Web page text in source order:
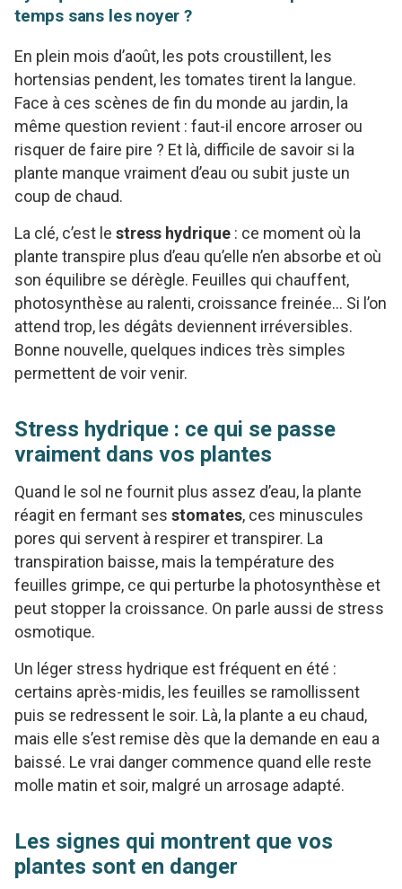
temps sans les noyer ?
En plein mois d’août, les pots croustillent, les
hortensias pendent, les tomates tirent la langue.
Face à ces scènes de fin du monde au jardin, la
même question revient : faut-il encore arroser ou
risquer de faire pire ? Et là, difficile de savoir si la
plante manque vraiment d’eau ou subit juste un
coup de chaud.
La clé, c’est le stress hydrique : ce moment où la
plante transpire plus d’eau qu’elle n’en absorbe et où
son équilibre se dérègle. Feuilles qui chauffent,
photosynthèse au ralenti, croissance freinée… Si l’on
attend trop, les dégâts deviennent irréversibles.
Bonne nouvelle, quelques indices très simples
permettent de voir venir.
Stress hydrique : ce qui se passe
vraiment dans vos plantes
Quand le sol ne fournit plus assez d’eau, la plante
réagit en fermant ses stomates, ces minuscules
pores qui servent à respirer et transpirer. La
transpiration baisse, mais la température des
feuilles grimpe, ce qui perturbe la photosynthèse et
peut stopper la croissance. On parle aussi de stress
osmotique.
Un léger stress hydrique est fréquent en été :
certains après-midis, les feuilles se ramollissent
puis se redressent le soir. Là, la plante a eu chaud,
mais elle s’est remise dès que la demande en eau a
baissé. Le vrai danger commence quand elle reste
molle matin et soir, malgré un arrosage adapté.
Les signes qui montrent que vos
plantes sont en danger